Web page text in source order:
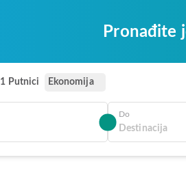
Pronađite
1 Putnici Ekonomija
Do